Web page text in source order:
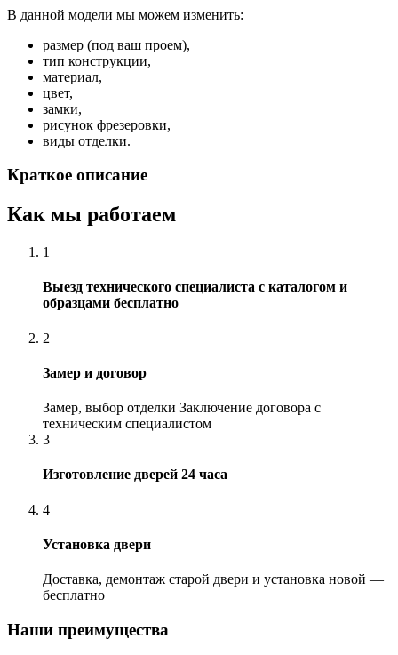
В данной модели мы можем изменить:
размер (под ваш проем),
тип конструкции,
материал,
цвет,
замки,
рисунок фрезеровки,
виды отделки.
Краткое описание
Как мы работаем
1
Выезд технического специалиста с каталогом и
образцами бесплатно
2
Замер и договор
Замер, выбор отделки Заключение договора с
техническим специалистом
3
Изготовление дверей 24 часа
4
Установка двери
Доставка, демонтаж старой двери и установка новой —
бесплатно
Наши преимущества